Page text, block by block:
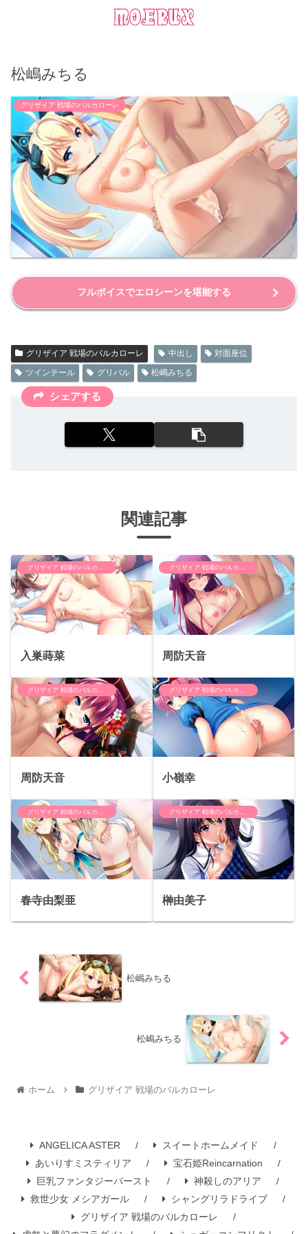
松嶋みちる
グリザイア 戦場のバルカローレ
フルボイスでエロシーンを堪能する
グリザイア 戦場のバルカローレ 中出し
対面座位
ツインテール
グリバル 松嶋みちる
シェアする
関連記事
グリザイア 戦場のバルカローレ
入巣蒔菜
グリザイア 戦場のバルカローレ
周防天音
周防天音 小嶺幸
春寺由梨亜 榊由美子
松嶋みちる
松嶋みちる
ホーム グリザイア 戦場のバルカローレ
ANGELICA ASTER
スイートホームメイド
あいりすミスティリア
宝石姫Reincarnation
巨乳ファンタジーバースト
神殺しのアリア
救世少女 メシアガール
シャングリラドライブ
グリザイア 戦場のバルカローレ